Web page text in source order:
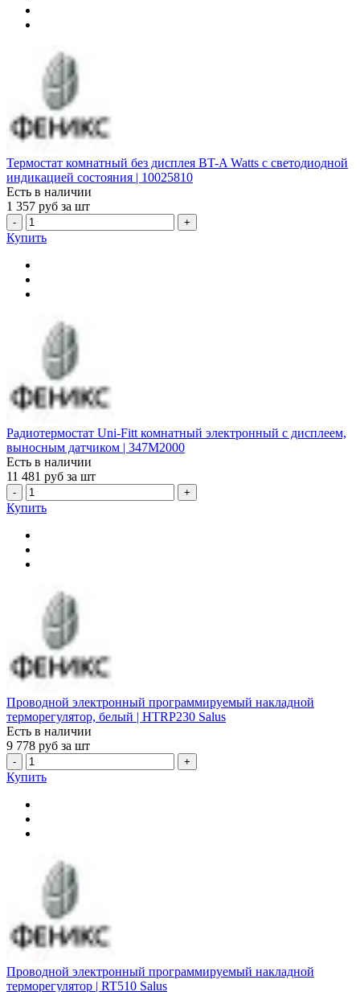
Термостат комнатный без дисплея BT-A Watts с светодиодной
индикацией состояния | 10025810
Есть в наличии
1 357 руб за шт
- +
Купить
Радиотермостат Uni-Fitt комнатный электронный с дисплеем,
выносным датчиком | 347M2000
Есть в наличии
11 481 руб за шт
- +
Купить
Проводной электронный программируемый накладной
терморегулятор, белый | HTRP230 Salus
Есть в наличии
9 778 руб за шт
- +
Купить
Проводной электронный программируемый накладной
терморегулятор | RT510 Salus